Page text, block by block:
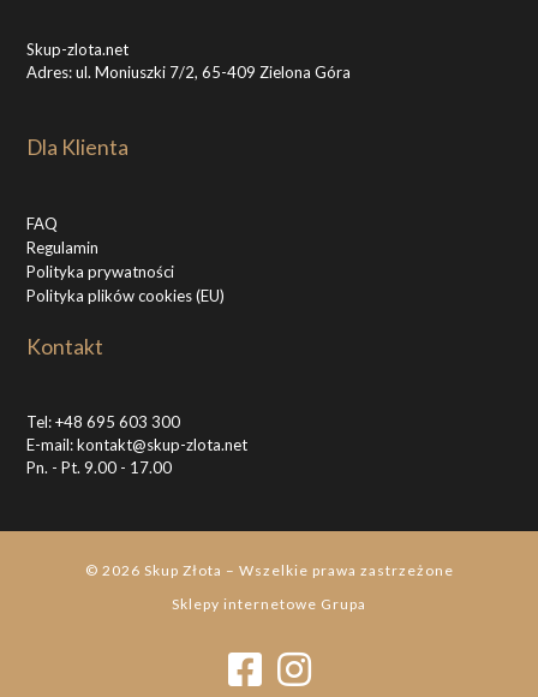
Skup-zlota.net
Adres: ul. Moniuszki 7/2, 65-409 Zielona Góra
Dla Klienta
FAQ
Regulamin
Polityka prywatności
Polityka plików cookies (EU)
Kontakt
Tel:+48 695 603 300
E-mail:kontakt@skup-zlota.net
Pn. - Pt. 9.00 - 17.00
© 2026 Skup Złota – Wszelkie prawa zastrzeżone
Sklepy internetowe Grupa